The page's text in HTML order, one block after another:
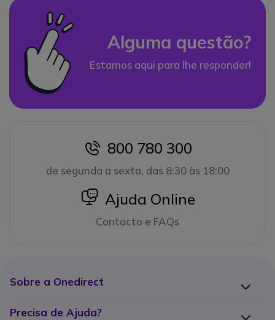
Alguma questão?
Estamos aqui para lhe responder!
icon
800 780 300
de segunda a sexta, das 8:30 às 18:00
icon
Ajuda Online
Contacto e FAQs
Sobre a Onedirect
Precisa de Ajuda?